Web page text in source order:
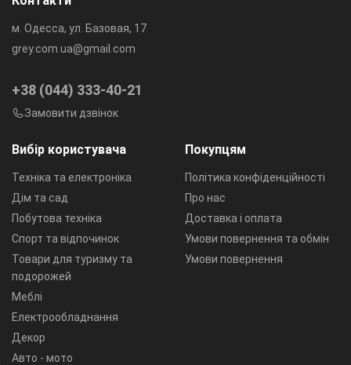
Вибір користувача
Техніка та електроніка
Дім та сад
Побутова техніка
Спорт та відпочинок
Товари для туризму та
подорожей
Меблі
Електрообладнання
Декор
Авто - мото
Покупцям
Політика конфіденційності
Про нас
Доставка і оплата
Умови повернення та обмін
Умови повернення
м. Одесса, ул. Базовая, 17
grey.com.ua@gmail.com
+38 (044) 333-40-21
Замовити дзвінок